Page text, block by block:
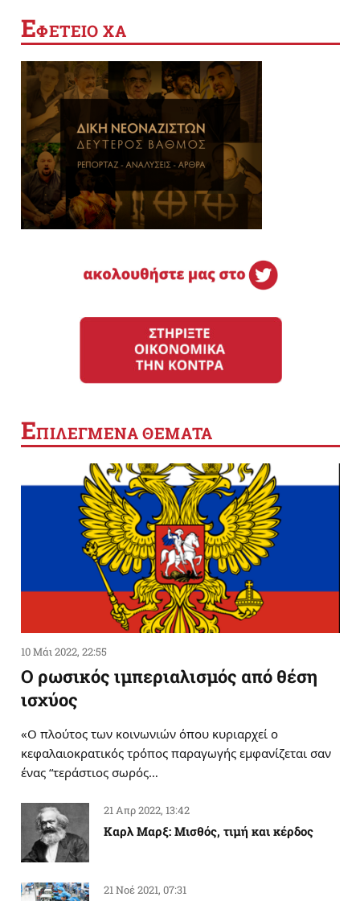
ΕΦΕΤΕΙΟ ΧΑ
ΕΠΙΛΕΓΜΕΝΑ ΘΕΜΑΤΑ
10 Μάι 2022, 22:55
Ο ρωσικός ιμπεριαλισμός από θέση
ισχύος
«Ο πλούτος των κοινωνιών όπου κυριαρχεί ο
κεφαλαιοκρατικός τρόπος παραγωγής εμφανίζεται σαν
ένας “τεράστιος σωρός…
21 Απρ 2022, 13:42
Καρλ Μαρξ: Μισθός, τιμή και κέρδος
21 Νοέ 2021, 07:31